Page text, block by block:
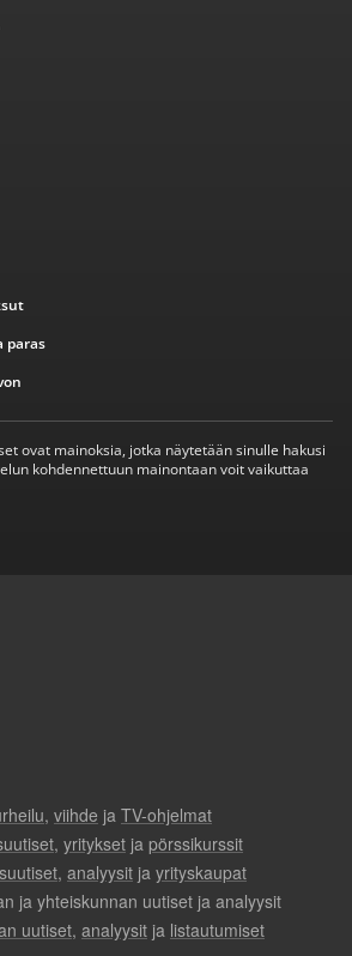
paras
ovat mainoksia, jotka näytetään sinulle hakusi
kohdennettuun mainontaan voit vaikuttaa